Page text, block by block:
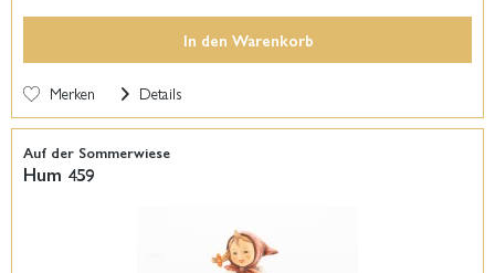
In den Warenkorb
Merken Details
Auf der Sommerwiese
Hum 459